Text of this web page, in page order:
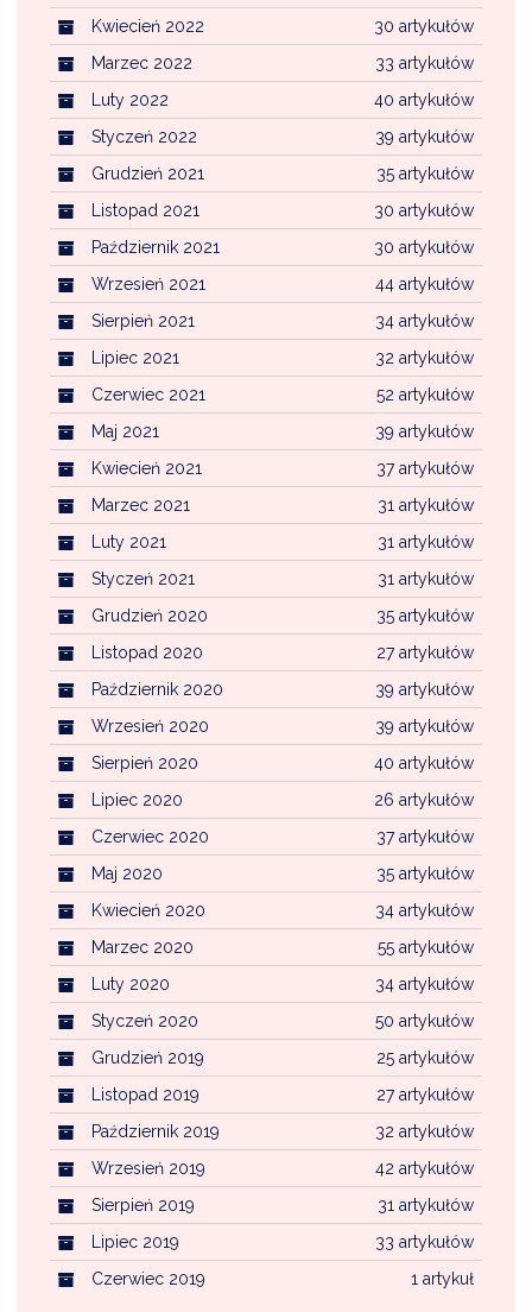
30 artykułów
Kwiecień 2022
33 artykułów
Marzec 2022
40 artykułów
Luty 2022
39 artykułów
Styczeń 2022
35 artykułów
Grudzień 2021
30 artykułów
Listopad 2021
30 artykułów
Październik 2021
44 artykułów
Wrzesień 2021
34 artykułów
Sierpień 2021
32 artykułów
Lipiec 2021
52 artykułów
Czerwiec 2021
39 artykułów
Maj 2021
37 artykułów
Kwiecień 2021
31 artykułów
Marzec 2021
31 artykułów
Luty 2021
31 artykułów
Styczeń 2021
35 artykułów
Grudzień 2020
27 artykułów
Listopad 2020
39 artykułów
Październik 2020
39 artykułów
Wrzesień 2020
40 artykułów
Sierpień 2020
26 artykułów
Lipiec 2020
37 artykułów
Czerwiec 2020
35 artykułów
Maj 2020
34 artykułów
Kwiecień 2020
55 artykułów
Marzec 2020
34 artykułów
Luty 2020
50 artykułów
Styczeń 2020
25 artykułów
Grudzień 2019
27 artykułów
Listopad 2019
32 artykułów
Październik 2019
42 artykułów
Wrzesień 2019
31 artykułów
Sierpień 2019
33 artykułów
Lipiec 2019
1 artykuł
Czerwiec 2019